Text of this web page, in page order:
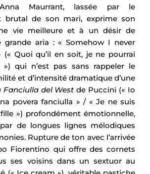
Maurrant, lassée par le
brutal de son mari, exprime son
vie meilleure et à un désir de
grande aria : « Somehow I never
(« Quoi qu’il en soit, je ne pourrai
qui n’est pas sans rappeler le
et d’intensité dramatique d’une
Fanciulla del West de Puccini (« Io
povera fanciulla » / « Je ne suis
fille ») profondément émotionnelle,
de longues lignes mélodiques
Rupture de ton avec l’arrivée
Fiorentino qui offre des cornets
ses voisins dans un sextuor au